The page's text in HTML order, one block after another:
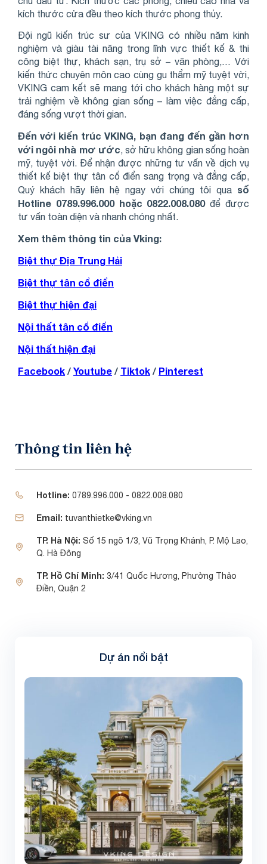
kích thước cửa đều theo kích thước phong thủy.
Đội ngũ kiến trúc sư của VKING có nhiều năm kinh
nghiệm và giàu tài năng trong lĩnh vực thiết kế & thi
công biệt thự, khách sạn, trụ sở – văn phòng,… Với
kiến thức chuyên môn cao cùng gu thẩm mỹ tuyệt vời,
VKING cam kết sẽ mang tới cho khách hàng một sự
trải nghiệm về không gian sống – làm việc đẳng cấp,
đáng sống vượt thời gian.
Đến với kiến trúc VKING, bạn đang đến gần hơn
với ngôi nhà mơ ước, sở hữu không gian sống hoàn
mỹ, tuyệt vời. Để nhận được những tư vấn về dịch vụ
thiết kế biệt thự tân cổ điển sang trọng và đẳng cấp,
Quý khách hãy liên hệ ngay với chúng tôi qua số
Hotline 0789.996.000 hoặc 0822.008.080để được
tư vấn toàn diện và nhanh chóng nhất.
Xem thêm thông tin của Vking:
Biệt thự Địa Trung Hải
Biệt thự tân cổ điển
Biệt thự hiện đại
Nội thất tân cổ điển
Nội thất hiện đại
Facebook / Youtube / Tiktok / Pinterest
Thông tin liên hệ
Hotline: 0789.996.000 - 0822.008.080
Email: tuvanthietke@vking.vn
TP. Hà Nội: Số 15 ngõ 1/3, Vũ Trọng Khánh, P. Mộ Lao,
Q. Hà Đông
TP. Hồ Chí Minh: 3/41 Quốc Hương, Phường Thảo
Điền, Quận 2
Dự án nổi bật